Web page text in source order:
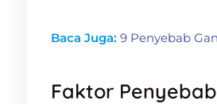
Baca Juga: 9 Penyebab
Faktor